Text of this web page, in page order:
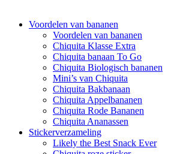
Voordelen van bananen
Voordelen van bananen
Chiquita Klasse Extra
Chiquita banaan To Go
Chiquita Biologisch bananen
Mini’s van Chiquita
Chiquita Bakbanaan
Chiquita Appelbananen
Chiquita Rode Bananen
Chiquita Ananassen
Stickerverzameling
Likely the Best Snack Ever